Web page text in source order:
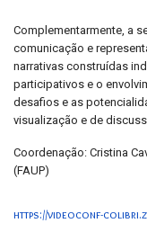
Complementarmente, a
comunicação e
narrativas construídas
participativos e o
desafios e as
visualização e de
Coordenação: Cristina
(FAUP)
https://videoconf-